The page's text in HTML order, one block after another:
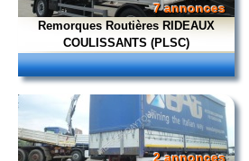
7 annonces
Remorques Routières RIDEAUX
COULISSANTS (PLSC)
2 annonces